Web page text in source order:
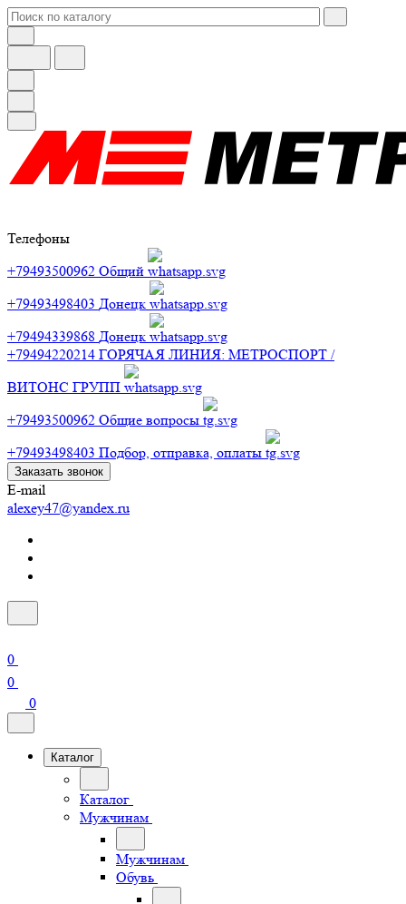
Телефоны
+79493500962 Общий
+79493498403 Донецк
+79494339868 Донецк
+79494220214 ГОРЯЧАЯ ЛИНИЯ: МЕТРОСПОРТ /
ВИТОНС ГРУПП
+79493500962 Общие вопросы
+79493498403 Подбор, отправка, оплаты
Заказать звонок
E-mail
alexey47@yandex.ru
0
0
0
Каталог
Каталог
Мужчинам
Мужчинам
Обувь